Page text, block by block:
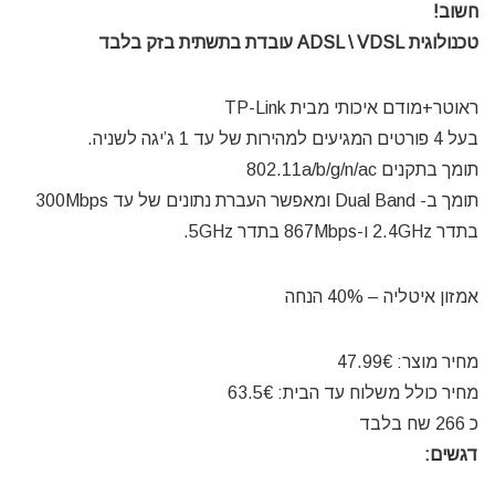
חשוב!
טכנולוגית ADSL \ VDSL עובדת בתשתית בזק בלבד
ראוטר+מודם איכותי מבית TP-Link
בעל 4 פורטים המגיעים למהירות של עד 1 ג’יגה לשניה.
תומך בתקנים 802.11a/b/g/n/ac
תומך ב- Dual Band ומאפשר העברת נתונים של עד 300Mbps
בתדר 2.4GHz ו-867Mbps בתדר 5GHz.
אמזון איטליה – 40% הנחה
מחיר מוצר: 47.99€
מחיר כולל משלוח עד הבית: 63.5€
כ 266 שח בלבד
דגשים: